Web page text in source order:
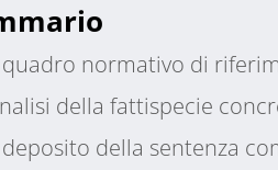
quadro normativo di
della fattispecie
deposito della sentenza